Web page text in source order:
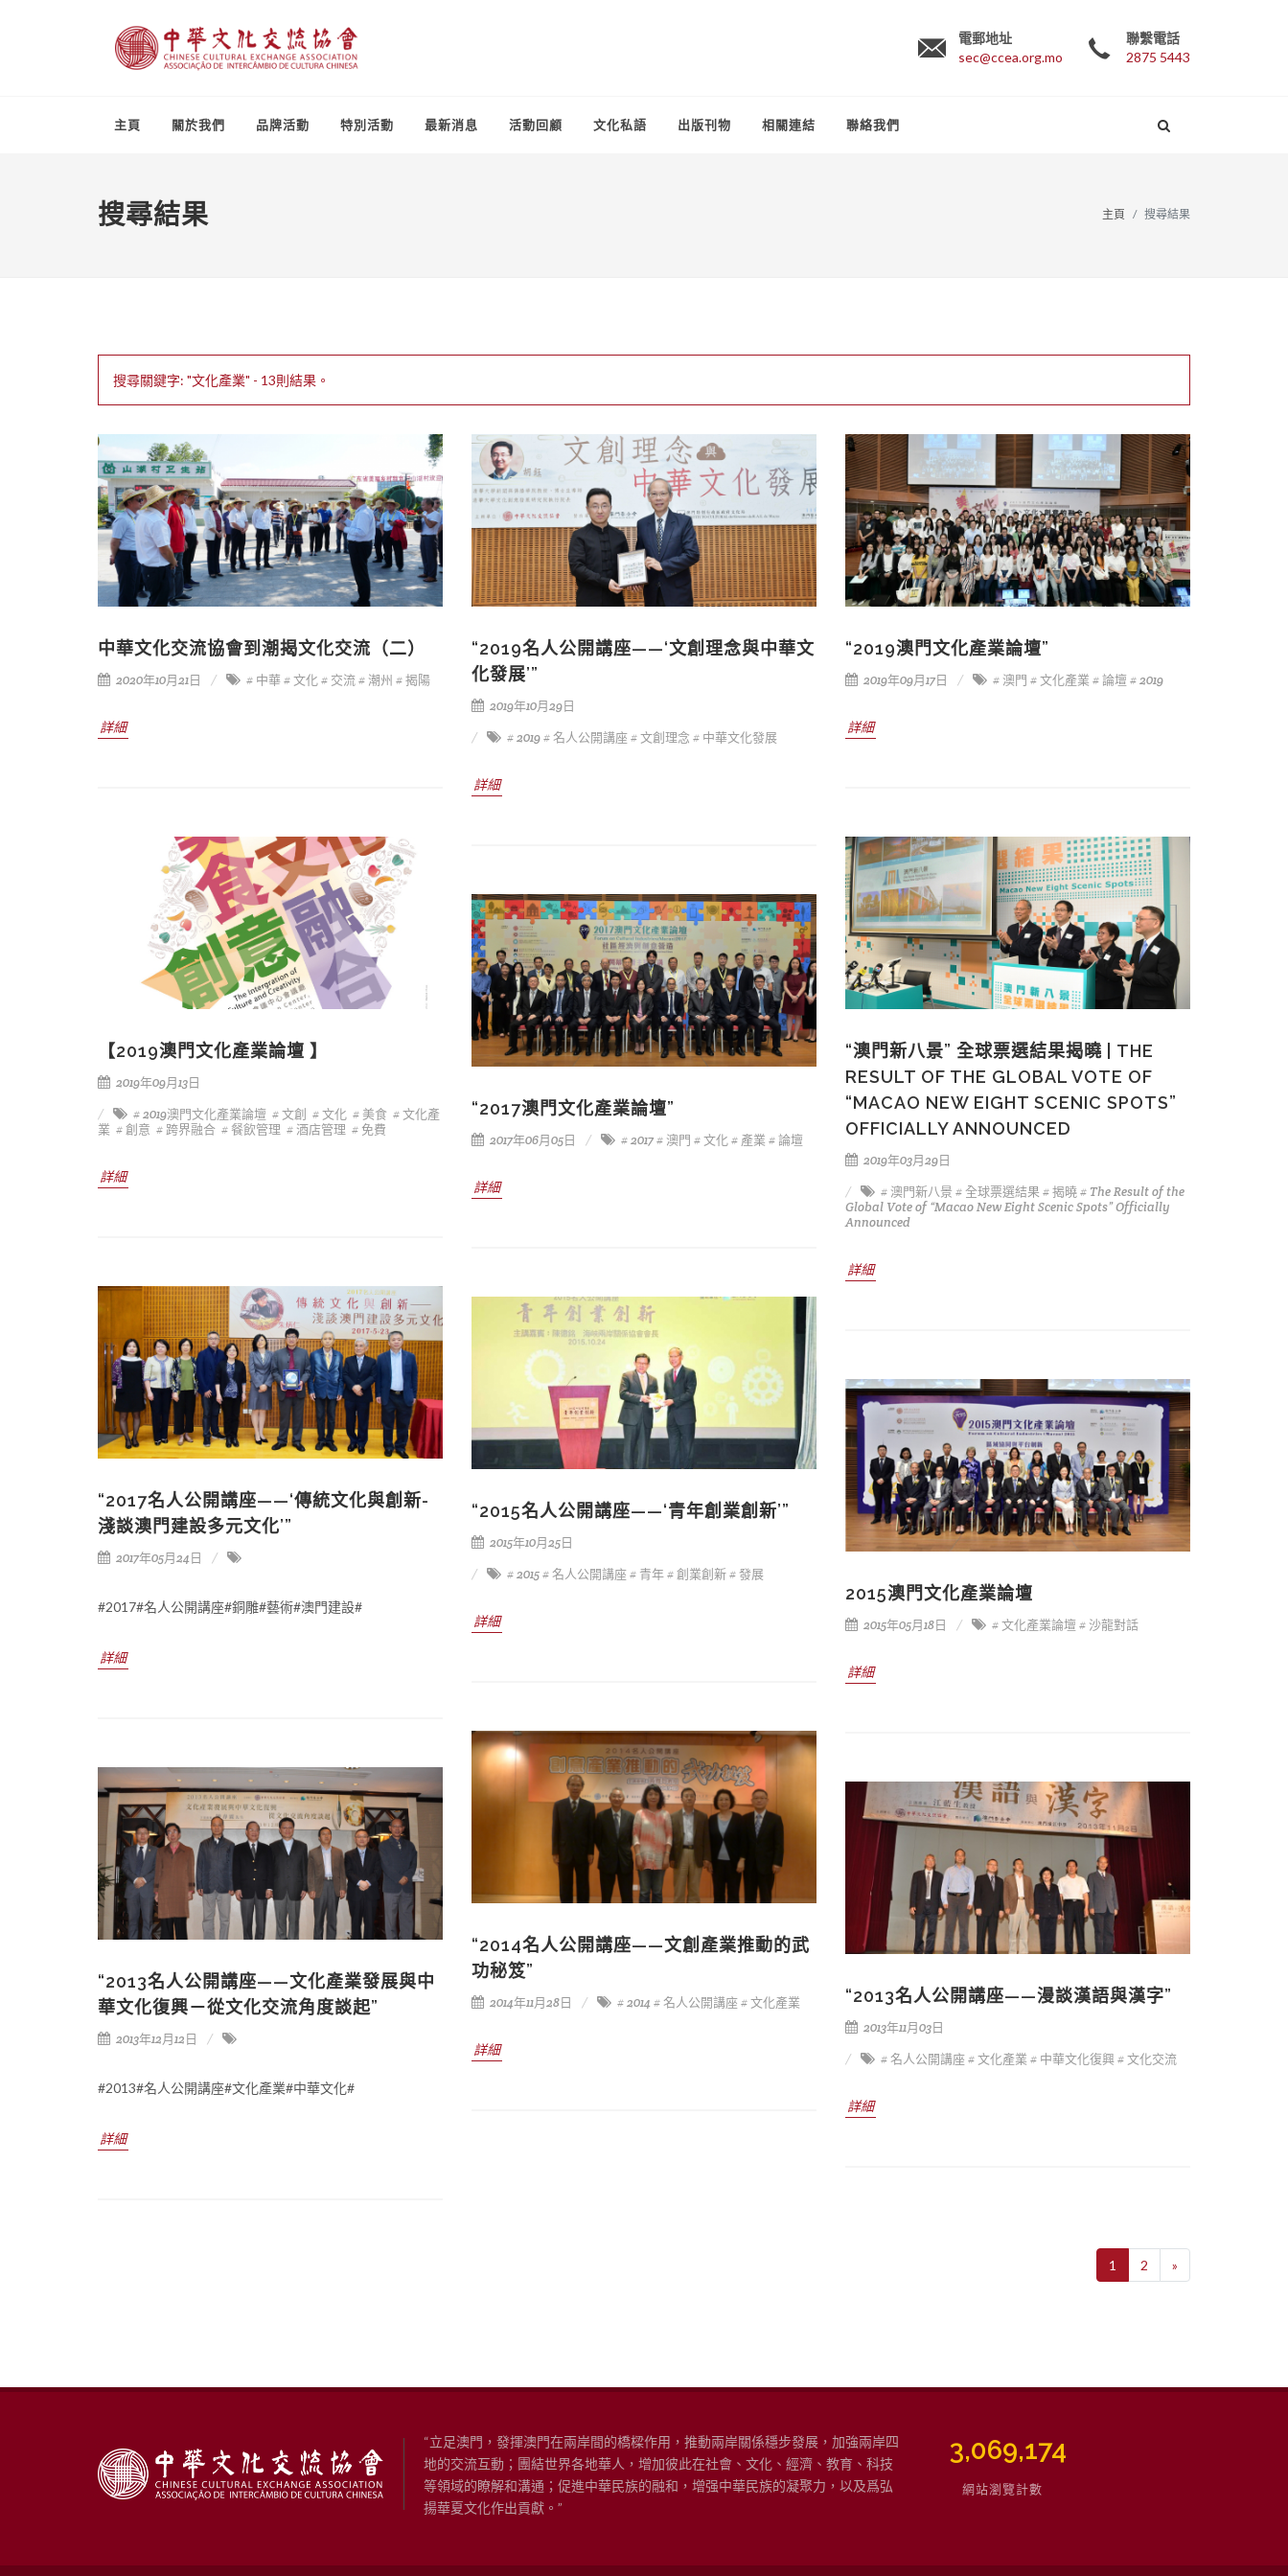
電郵地址
sec@ccea.org.mo
聯繫電話
2875 5443
主頁 關於我們 品牌活動 特別活動 最新消息 活動回顧 文化私語 出版刊物 相關連結 聯絡我們
搜尋結果 主頁 搜尋結果
搜尋關鍵字: "文化產業" - 13則結果。
中華文化交流協會到潮揭文化交流（二）
2020年10月21日 # 中華# 文化# 交流# 潮州 # 揭陽
詳細
“2019名人公開講座——‘文創理念與中華文
化發展’”
2019年10月29日
# 2019# 名人公開講座# 文創理念 # 中華文化發展
詳細
“2019澳門文化產業論壇”
2019年09月17日 # 澳門 # 文化產業 # 論壇 # 2019
詳細
【2019澳門文化產業論壇 】
2019年09月13日
# 2019澳門文化產業論壇 # 文創 # 文化 # 美食 # 文化產
業 # 創意 # 跨界融合 # 餐飲管理 # 酒店管理 # 免費
詳細
“澳門新八景” 全球票選結果揭曉 | THE
RESULT OF THE GLOBAL VOTE OF
“MACAO NEW EIGHT SCENIC SPOTS”
OFFICIALLY ANNOUNCED
2019年03月29日
# 澳門新八景 # 全球票選結果 # 揭曉# The Result of the
Global Vote of “Macao New Eight Scenic Spots” Officially
Announced
詳細
“2017澳門文化產業論壇”
2017年06月05日 # 2017# 澳門 # 文化# 產業 # 論壇
詳細
“2017名人公開講座——‘傳統文化與創新-
淺談澳門建設多元文化’”
2017年05月24日
#2017#名人公開講座#銅雕#藝術#澳門建設#
詳細
“2015名人公開講座——‘青年創業創新’”
2015年10月25日
# 2015# 名人公開講座# 青年# 創業創新# 發展
詳細
2015澳門文化產業論壇
2015年05月18日 # 文化產業論壇 # 沙龍對話
詳細
“2014名人公開講座——文創產業推動的武
功秘笈”
2014年11月28日 # 2014# 名人公開講座# 文化產業
詳細
“2013名人公開講座——文化產業發展與中
華文化復興－從文化交流角度談起”
2013年12月12日
#2013#名人公開講座#文化產業#中華文化#
詳細
“2013名人公開講座——漫談漢語與漢字”
2013年11月03日
# 名人公開講座# 文化產業 # 中華文化復興# 文化交流
詳細
1 2 »
“立足澳門，發揮澳門在兩岸間的橋樑作用，推動兩岸關係穩步發展，加強兩岸四
地的交流互動；團結世界各地華人，增加彼此在社會、文化、經濟、教育、科技
等領域的瞭解和溝通；促進中華民族的融和，增强中華民族的凝聚力，以及爲弘
揚華夏文化作出貢獻。”
3,762,202
網站瀏覽計數